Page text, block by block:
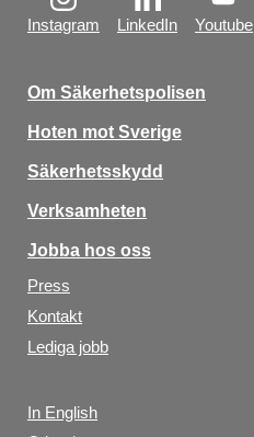
Instagram LinkedIn Youtube
Om Säkerhetspolisen
Hoten mot Sverige
Säkerhetsskydd
Verksamheten
Jobba hos oss
Press
Kontakt
Lediga jobb
In English